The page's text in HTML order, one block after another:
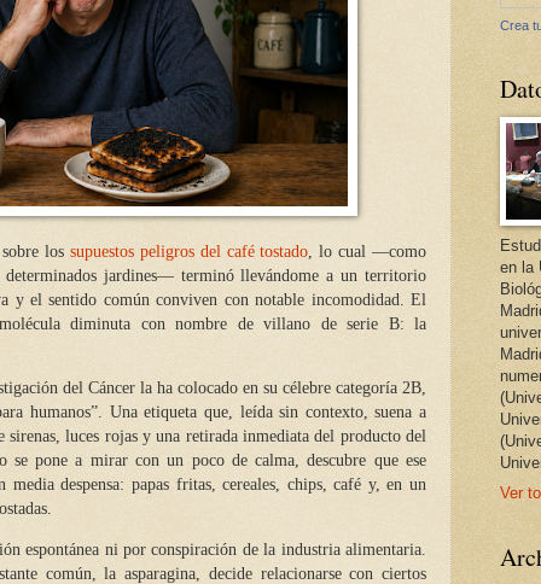
los supuestos peligros del café tostado , lo cual —como
determinados jardines— terminó llevándome a un territorio
y el sentido común conviven con notable incomodidad. El
diminuta con nombre de villano de serie B: la
del Cáncer la ha colocado en su célebre categoría 2B,
humanos”. Una etiqueta que, leída sin contexto, suena a
sirenas, luces rojas y una retirada inmediata del producto del
se pone a mirar con un poco de calma, descubre que ese
media despensa: papas fritas, cereales, chips, café y, en un
espontánea ni por conspiración de la industria alimentaria.
común, la asparagina, decide relacionarse con ciertos
Crea
en la
Ver